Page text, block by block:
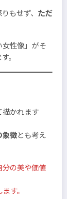
もせず、 ただ
性像」がそ
。
描かれます
象徴とも考え
の美や価値
ます。